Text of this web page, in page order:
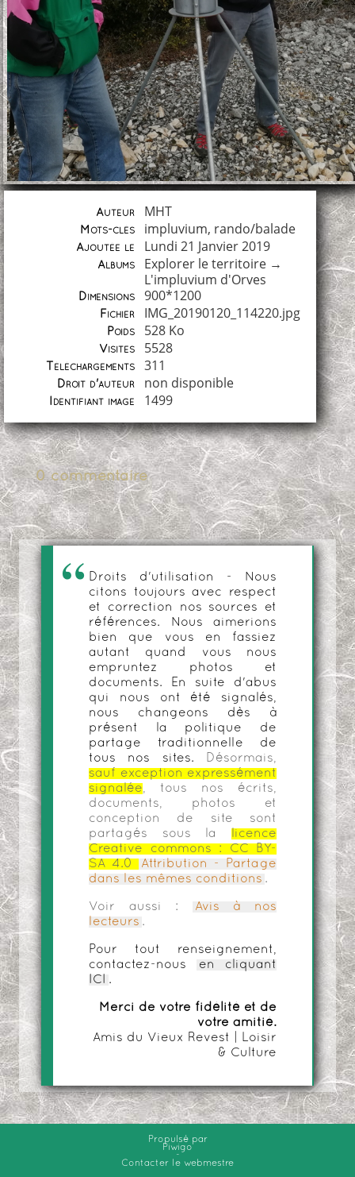
Auteur MHT
Mots-clés impluvium, rando/balade
Ajoutée le Lundi 21 Janvier 2019
Albums Explorer le territoire→
L'impluvium d'Orves
Dimensions 900*1200
Fichier IMG_20190120_114220.jpg
Poids 528 Ko
Visites 5528
Téléchargements 311
Droit d'auteur non disponible
Identifiant image 1499
0 commentaire
Droits d'utilisation - Nous
citons toujours avec respect
et correction nos sources et
références. Nous aimerions
bien que vous en fassiez
autant quand vous nous
empruntez photos et
documents. En suite d'abus
qui nous ont été signalés,
nous changeons dès à
présent la politique de
partage traditionnelle de
tous nos sites.
Désormais,
sauf exception expressément
signalée, tous nos écrits,
documents, photos et
conception de site sont
partagés sous la
licence
Creative commons :
CC BY-
SA 4.0
Attribution - Partage
dans les mêmes conditions .
Voir aussi :
Avis à nos
lecteurs .
Pour tout renseignement,
contactez-nous
en cliquant
ICI
.
Merci de votre fidélité et de
votre amitié.
Amis du Vieux Revest | Loisir
& Culture
Propulsé par
Piwigo
-
Contacter le webmestre